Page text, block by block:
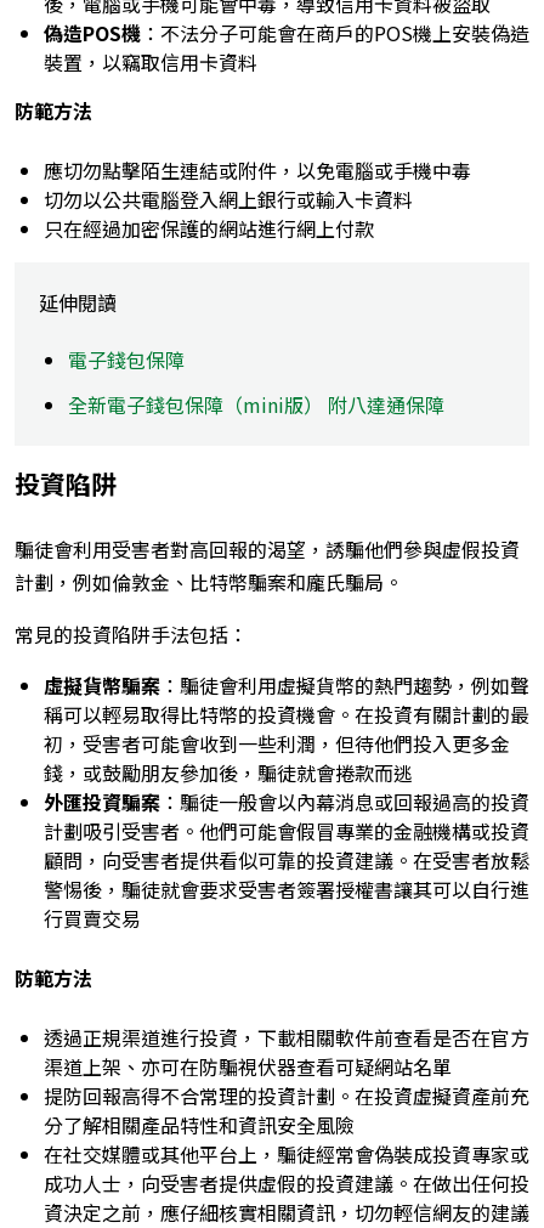
偽造POS機 ：不法分子可能會在商戶的POS機上安裝偽造
裝置，以竊取信用卡資料
防範方法
應切勿點擊陌生連結或附件，以免電腦或手機中毒
切勿以公共電腦登入網上銀行或輸入卡資料
只在經過加密保護的網站進行網上付款
延伸閱讀
電子錢包保障
全新電子錢包保障（mini版） 附八達通保障
投資陷阱
騙徒會利用受害者對高回報的渴望，誘騙他們參與虛假投資
計劃，例如倫敦金、比特幣騙案和龐氏騙局。
常見的投資陷阱手法包括：
虛擬貨幣騙案 ：騙徒會利用虛擬貨幣的熱門趨勢，例如聲
稱可以輕易取得比特幣的投資機會。在投資有關計劃的最
初，受害者可能會收到一些利潤，但待他們投入更多金
錢，或鼓勵朋友參加後，騙徒就會捲款而逃
外匯投資騙案 ：騙徒一般會以內幕消息或回報過高的投資
計劃吸引受害者。他們可能會假冒專業的金融機構或投資
顧問，向受害者提供看似可靠的投資建議。在受害者放鬆
警惕後，騙徒就會要求受害者簽署授權書讓其可以自行進
行買賣交易
防範方法
透過正規渠道進行投資，下載相關軟件前查看是否在官方
渠道上架、亦可在防騙視伏器查看可疑網站名單
提防回報高得不合常理的投資計劃。在投資虛擬資產前充
分了解相關產品特性和資訊安全風險
在社交媒體或其他平台上，騙徒經常會偽裝成投資專家或
成功人士，向受害者提供虛假的投資建議。在做出任何投
資決定之前，應仔細核實相關資訊，切勿輕信網友的建議